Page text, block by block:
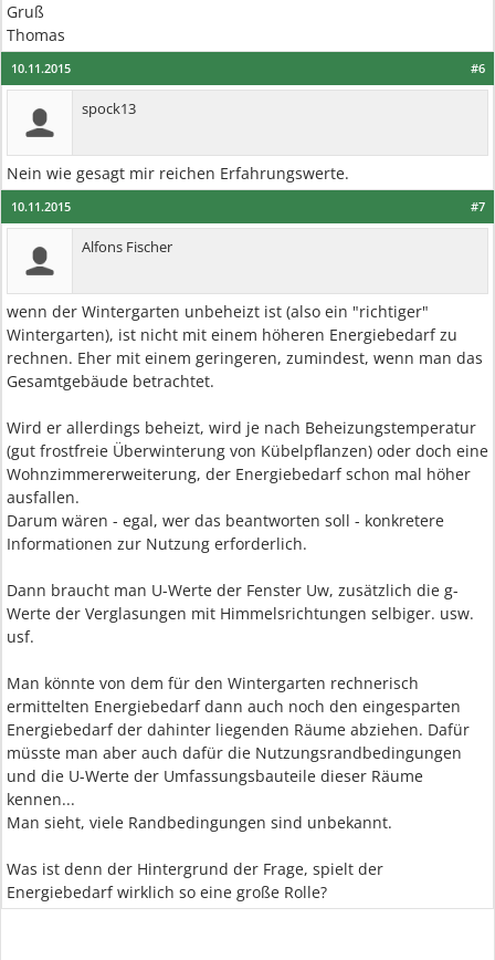
Gruß
Thomas
#6
10.11.2015
spock13
Nein wie gesagt mir reichen Erfahrungswerte.
#7
10.11.2015
Alfons Fischer
wenn der Wintergarten unbeheizt ist (also ein "richtiger"
Wintergarten), ist nicht mit einem höheren Energiebedarf zu
rechnen. Eher mit einem geringeren, zumindest, wenn man das
Gesamtgebäude betrachtet.
Wird er allerdings beheizt, wird je nach Beheizungstemperatur
(gut frostfreie Überwinterung von Kübelpflanzen) oder doch eine
Wohnzimmererweiterung, der Energiebedarf schon mal höher
ausfallen.
Darum wären - egal, wer das beantworten soll - konkretere
Informationen zur Nutzung erforderlich.
Dann braucht man U-Werte der Fenster Uw, zusätzlich die g-
Werte der Verglasungen mit Himmelsrichtungen selbiger. usw.
usf.
Man könnte von dem für den Wintergarten rechnerisch
ermittelten Energiebedarf dann auch noch den eingesparten
Energiebedarf der dahinter liegenden Räume abziehen. Dafür
müsste man aber auch dafür die Nutzungsrandbedingungen
und die U-Werte der Umfassungsbauteile dieser Räume
kennen...
Man sieht, viele Randbedingungen sind unbekannt.
Was ist denn der Hintergrund der Frage, spielt der
Energiebedarf wirklich so eine große Rolle?